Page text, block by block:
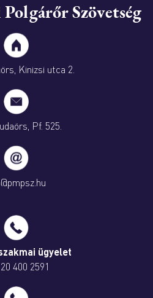
Szövetség
Kinizsi utca 2.
Pf. 525.
ügyelet
400 2591